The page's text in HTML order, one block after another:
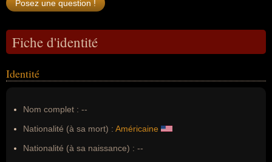
Fiche d'identité
Identité
Nom complet : --
Nationalité (à sa mort) : Américaine
Nationalité (à sa naissance) : --